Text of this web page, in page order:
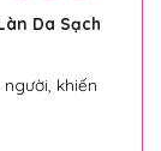
Da Sạch
khiến